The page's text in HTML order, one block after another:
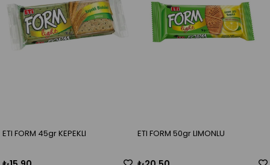
ETI FORM 45gr KEPEKLI ETI FORM 50gr LIMONLU